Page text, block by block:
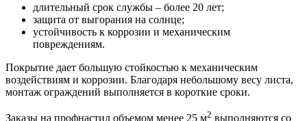
длительный срок службы – более 20 лет;
защита от выгорания на солнце;
устойчивость к коррозии и механическим
повреждениям.
Покрытие дает большую стойкостью к механическим
воздействиям и коррозии. Благодаря небольшому весу листа,
монтаж ограждений выполняется в короткие сроки.
Заказы на профнастил объемом менее 25 м2 выполняются со